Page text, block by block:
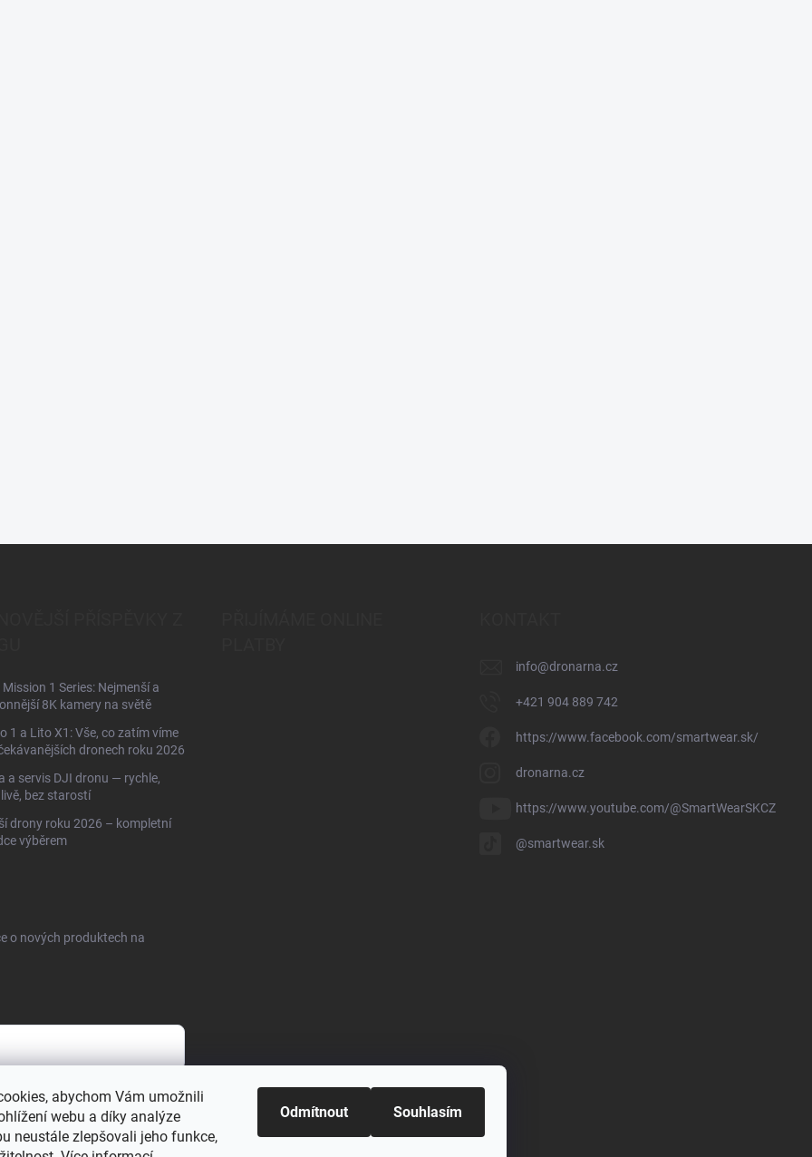
abychom Vám umožnili
webu a díky analýze
neustále zlepšovali jeho funkce,
Odmítnout Souhlasím
1 Series: Nejmenší a
8K kamery na světě
1 a Lito X1: Vše, co zatím víme
dronech roku 2026
a servis DJI dronu — rychle,
bez starostí
drony roku 2026 – kompletní
výběrem
info@dronarna.cz
+421 904 889 742
https://www.facebook.com/smartwear.sk/
dronarna.cz
https://www.youtube.com/@SmartWearSKCZ
@smartwear.sk
o nových produktech na
údajů